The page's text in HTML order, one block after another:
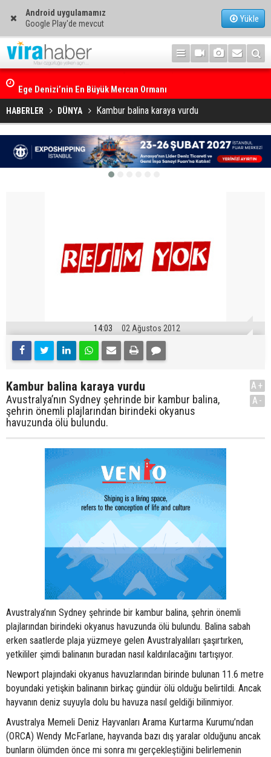
Android uygulamamız
Google Play'de mevcut
Yükle
Ege Denizi’nin En Büyük Mercan Ormanı
HABERLER DÜNYA Kambur balina karaya vurdu
14:03 02 Ağustos 2012
Kambur balina karaya vurdu
Avustralya’nın Sydney şehrinde bir kambur balina,
şehrin önemli plajlarından birindeki okyanus
havuzunda ölü bulundu.
A+
A-
Avustralya’nın Sydney şehrinde bir kambur balina, şehrin önemli
plajlarından birindeki okyanus havuzunda ölü bulundu. Balina sabah
erken saatlerde plaja yüzmeye gelen Avustralyalıları şaşırtırken,
yetkililer şimdi balinanın buradan nasıl kaldırılacağını tartışıyor.
Newport plajındaki okyanus havuzlarından birinde bulunan 11.6 metre
boyundaki yetişkin balinanın birkaç gündür ölü olduğu belirtildi. Ancak
hayvanın deniz suyuyla dolu bu havuza nasıl geldiği bilinmiyor.
Avustralya Memeli Deniz Hayvanları Arama Kurtarma Kurumu’ndan
(ORCA) Wendy McFarlane, hayvanda bazı dış yaralar olduğunu ancak
bunların ölümden önce mi sonra mı gerçekleştiğini belirlemenin